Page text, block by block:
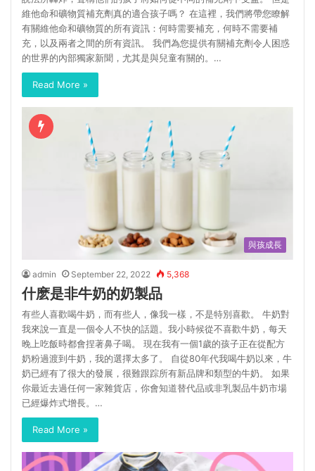
維他命和礦物質補充劑真的適合孩子嗎？ 在這裡，我們將帶您瞭解
有關維他命和礦物質的所有資訊：何時需要補充，何時不需要補
充，以及兩者之間的所有資訊。 我們為您提供有關補充劑令人困惑
的世界的內部獨家新聞，尤其是與兒童有關的。…
Read More »
與孩成長
admin September 22, 2022 5,368
什麽是非牛奶的奶製品
有些人喜歡喝牛奶，而有些人，像我一樣，不是特別喜歡。 牛奶對
我來說一直是一個令人不快的話題。我小時候從不喜歡牛奶，每天
晚上吃飯時都會捏著鼻子喝。 現在我有一個1歲的孩子正在從配方
奶粉過渡到牛奶，我的選擇太多了。 自從80年代我喝牛奶以來，牛
奶已經有了很大的發展，很難跟踪所有新品牌和類型的牛奶。 如果
你最近去過任何一家雜貨店，你會知道替代品或非乳製品牛奶市場
已經爆炸式增長。…
Read More »